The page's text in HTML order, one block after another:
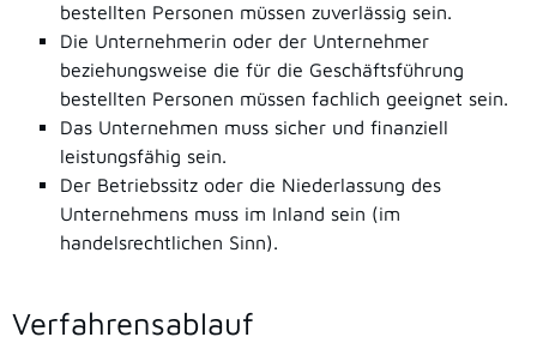
bestellten Personen müssen zuverlässig sein.
Die Unternehmerin oder der Unternehmer
beziehungsweise die für die Geschäftsführung
bestellten Personen müssen fachlich geeignet sein.
Das Unternehmen muss sicher und finanziell
leistungsfähig sein.
Der Betriebssitz oder die Niederlassung des
Unternehmens muss im Inland sein (im
handelsrechtlichen Sinn).
Verfahrensablauf